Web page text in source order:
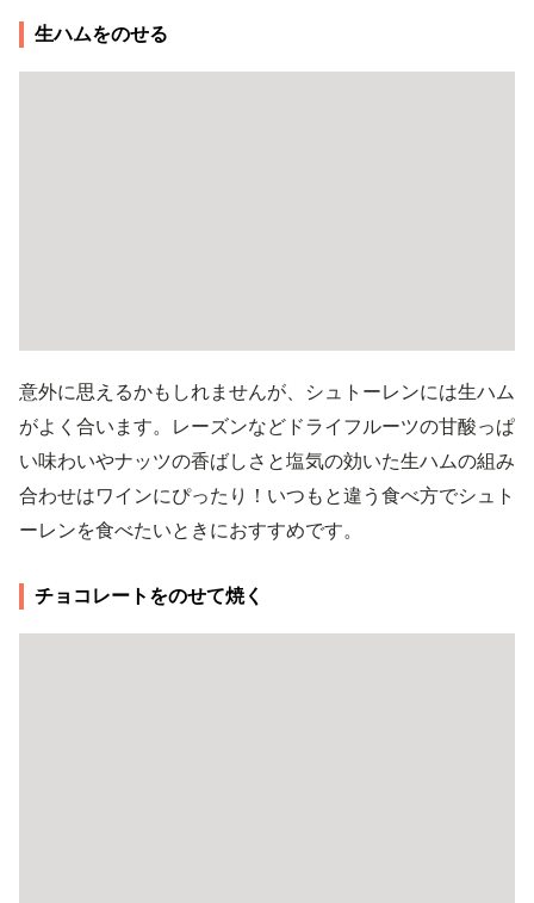
生ハムをのせる
意外に思えるかもしれませんが、シュトーレンには生ハム
がよく合います。レーズンなどドライフルーツの甘酸っぱ
い味わいやナッツの香ばしさと塩気の効いた生ハムの組み
合わせはワインにぴったり！いつもと違う食べ方でシュト
ーレンを食べたいときにおすすめです。
チョコレートをのせて焼く